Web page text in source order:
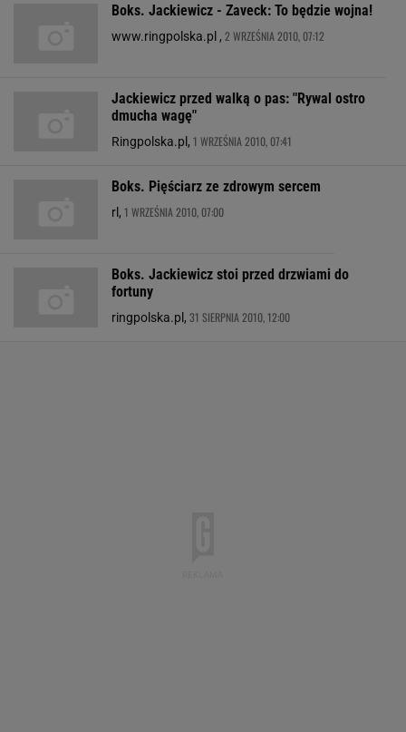
Boks. Jackiewicz - Zaveck: To będzie wojna!
www.ringpolska.pl , 2 WRZEŚNIA 2010, 07:12
Jackiewicz przed walką o pas: "Rywal ostro
dmucha wagę"
Ringpolska.pl, 1 WRZEŚNIA 2010, 07:41
Boks. Pięściarz ze zdrowym sercem
rl, 1 WRZEŚNIA 2010, 07:00
Boks. Jackiewicz stoi przed drzwiami do
fortuny
ringpolska.pl, 31 SIERPNIA 2010, 12:00